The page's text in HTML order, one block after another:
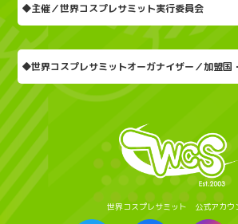
◆主催／世界コスプレサミット実行委員会
◆世界コスプレサミットオーガナイザー／加盟国
世界コスプレサミット 公式アカウ